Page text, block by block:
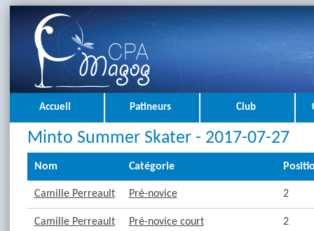
Accueil Patineurs Club
Minto Summer Skater - 2017-07-27
Nom Catégorie
Camille Perreault Pré-novice 2
Camille Perreault Pré-novice court 2